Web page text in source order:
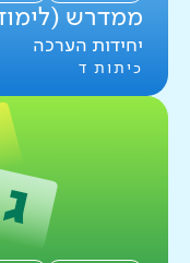
ממדרש
יחידות הערכה
כיתות ד